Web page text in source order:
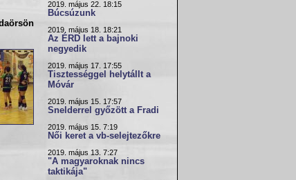
2019. május 22. 18:15
Búcsúzunk
2019. május 18. 18:21
Az ÉRD lett a bajnoki
negyedik
2019. május 17. 17:55
Tisztességgel helytállt a
Móvár
2019. május 15. 17:57
Snelderrel győzött a Fradi
2019. május 15. 7:19
Női keret a vb-selejtezőkre
2019. május 13. 7:27
"A magyaroknak nincs
taktikája"